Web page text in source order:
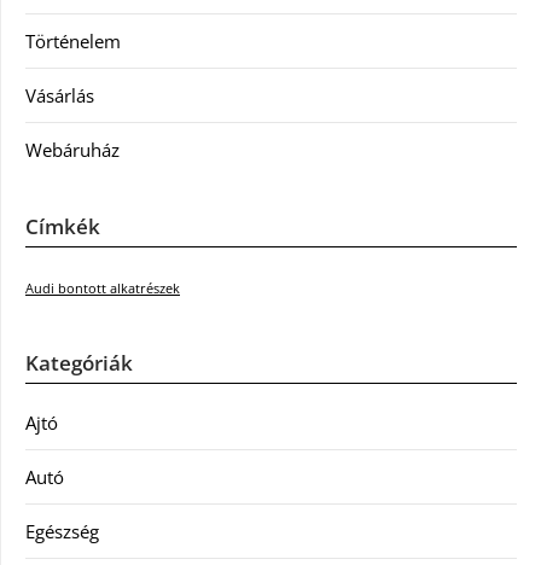
Történelem
Vásárlás
Webáruház
Címkék
Audi bontott alkatrészek
Kategóriák
Ajtó
Autó
Egészség